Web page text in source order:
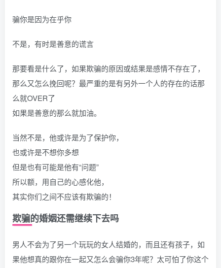
骗你是因为在乎你
不是，有时是善意的谎言
那要看是什么了，如果欺骗的原因或结果是感情不存在了，
那么又怎么挽回呢？最严重的是有另外一个人的存在的话那
么就OVER了
如果是善意的那么就加油。
当然不是，他或许是为了保护你，
也或许是不想你多想
但是也有可能是他有“问题”
所以额，用自己的心感化他，
其实你们之间不应该有欺骗的！
欺骗的婚姻还需继续下去吗
男人不会为了另一个玩玩的女人结婚的，而且还有孩子，如
果他想真的跟你在一起又怎么会骗你3年呢？太可怕了你这个